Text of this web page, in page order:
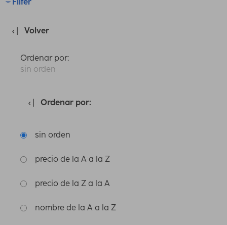
Volver
Ordenar por:
sin orden
Ordenar por:
sin orden
precio de la A a la Z
precio de la Z a la A
nombre de la A a la Z